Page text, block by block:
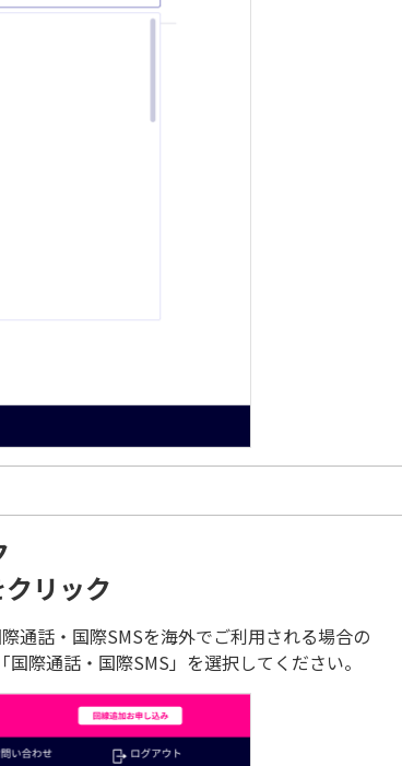
リック
通話・国際SMSを海外でご利用される場合の
際通話・国際SMS」を選択してください。